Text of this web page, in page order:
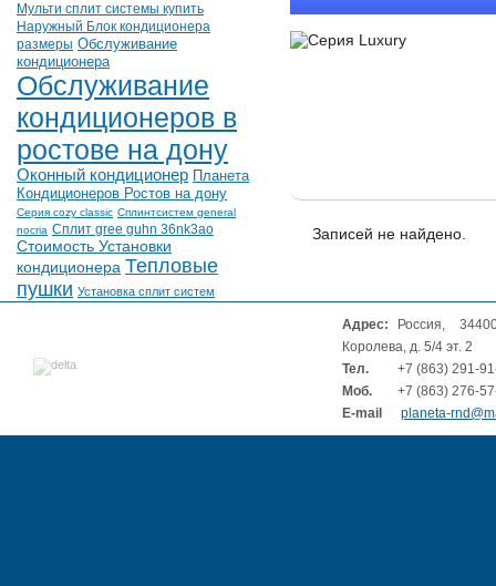
Мульти сплит системы купить
Наружный Блок кондиционера
размеры Обслуживание
кондиционера
Обслуживание
кондиционеров в
ростове на дону
Оконный кондиционер Планета
Кондиционеров Ростов на дону
Серия cozy classic Сплинтсистем general
nocria Сплит gree guhn 36nk3ao
Стоимость Установки
кондиционера Тепловые
пушки Установка сплит систем
Записей не найдено.
Адрес:
Россия,
Королева, д. 5/4 эт. 2
Тел.
+7 (863) 291-
Моб.
+7 (863) 276-
E-mail
planeta-